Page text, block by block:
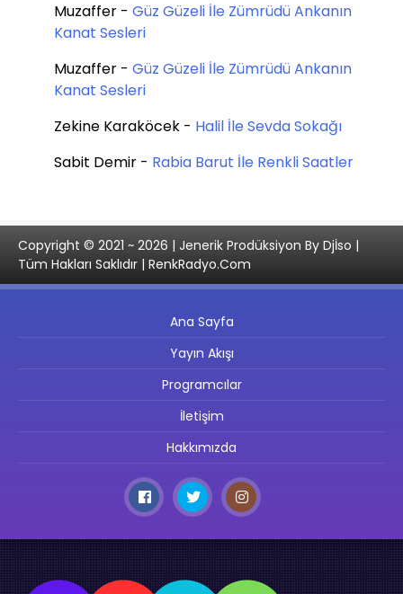
Muzaffer - Güz Güzeli İle Zümrüdü Ankanın
Kanat Sesleri
Muzaffer - Güz Güzeli İle Zümrüdü Ankanın
Kanat Sesleri
Zekine Karaköcek - Halil İle Sevda Sokağı
Sabit Demir - Rabia Barut İle Renkli Saatler
Copyright © 2021 ~ 2026 | Jenerik Prodüksiyon By Djİso |
Tüm Hakları Saklıdır | RenkRadyo.Com
Ana Sayfa
Yayın Akışı
Programcılar
İletişim
Hakkımızda